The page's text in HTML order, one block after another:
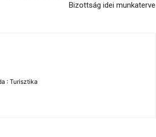
Bizottság idei munkaterve
: Turisztika